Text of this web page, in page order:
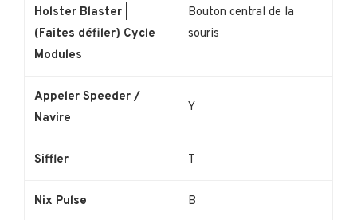
Holster Blaster |
(Faites défiler) Cycle
Modules
Bouton central de la
souris
Appeler Speeder /
Navire
Y
Siffler T
Nix Pulse B